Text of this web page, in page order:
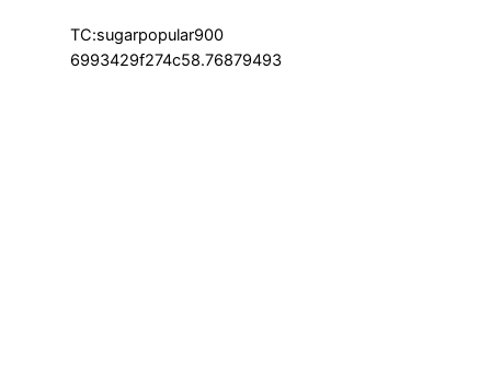
TC:sugarpopular900
6993429f274c58.76879493